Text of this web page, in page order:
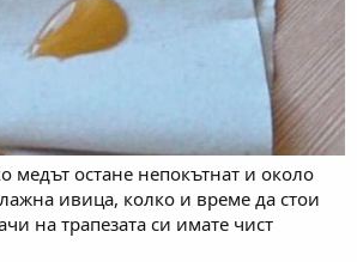
медът остане непокътнат и около
ивица, колко и време да стои
на трапезата си имате чист